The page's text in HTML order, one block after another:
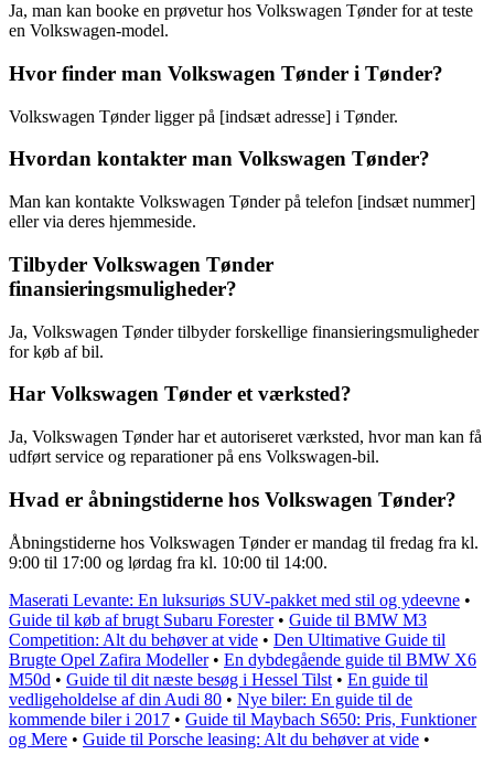
Ja, man kan booke en prøvetur hos Volkswagen Tønder for at teste
en Volkswagen-model.
Hvor finder man Volkswagen Tønder i Tønder?
Volkswagen Tønder ligger på [indsæt adresse] i Tønder.
Hvordan kontakter man Volkswagen Tønder?
Man kan kontakte Volkswagen Tønder på telefon [indsæt nummer]
eller via deres hjemmeside.
Tilbyder Volkswagen Tønder
finansieringsmuligheder?
Ja, Volkswagen Tønder tilbyder forskellige finansieringsmuligheder
for køb af bil.
Har Volkswagen Tønder et værksted?
Ja, Volkswagen Tønder har et autoriseret værksted, hvor man kan få
udført service og reparationer på ens Volkswagen-bil.
Hvad er åbningstiderne hos Volkswagen Tønder?
Åbningstiderne hos Volkswagen Tønder er mandag til fredag fra kl.
9:00 til 17:00 og lørdag fra kl. 10:00 til 14:00.
Maserati Levante: En luksuriøs SUV-pakket med stil og ydeevne •
Guide til køb af brugt Subaru Forester• Guide til BMW M3
Competition: Alt du behøver at vide • Den Ultimative Guide til
Brugte Opel Zafira Modeller• En dybdegående guide til BMW X6
M50d • Guide til dit næste besøg i Hessel Tilst • En guide til
vedligeholdelse af din Audi 80 • Nye biler: En guide til de
kommende biler i 2017 • Guide til Maybach S650: Pris, Funktioner
og Mere • Guide til Porsche leasing: Alt du behøver at vide •